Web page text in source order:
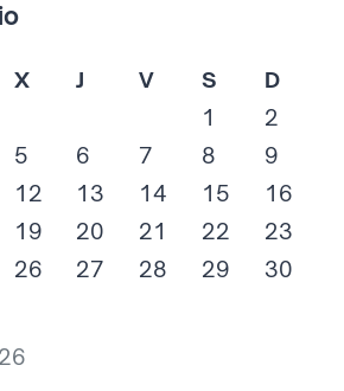
X J V S
D
1
2
5 6 7 8
9
12 13 14 15
16
19 20 21 22
23
26 27 28 29
30